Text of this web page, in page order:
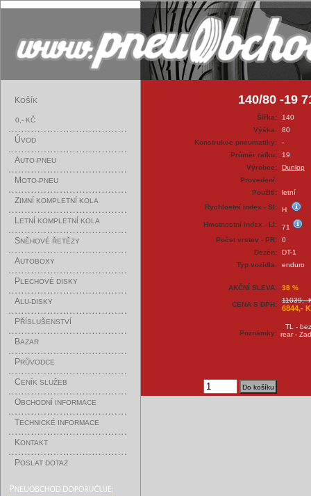
KOŠÍK
0,- KČ
ÚVOD
AUTO-PNEU
MOTO-PNEU
ZIMNÍ KOMPLETNÍ KOLA
LETNÍ KOMPLETNÍ KOLA
SNĚHOVÉ ŘETĚZY
AUTOBOXY
PLECHOVÉ DISKY
ALU-DISKY
PŘÍSLUŠENSTVÍ
BAZAR
PRŮVODCE
CENÍK SLUŽEB
OBCHODNÍ INFORMACE
TECHNICKÉ INFORMACE
KONTAKT
POSLAT DOTAZ
140/80 -19
Šířka:
140
Výška:
80
Konstrukce pneumatiky:
-
Průměr ráfku:
19
Výrobce:
Dunlop
Provedení:
Použití:
letní
Rychlostní index - SI:
H
Hmotnostní index - LI:
71
Počet vrstev - PR:
0
Dezén:
DT-1
Typ vozidla:
enduro
AKČNÍ SLEVA: 38 %
CENA S DPH:
11039,-
6844,-
Poznámky:
TL -
rear -